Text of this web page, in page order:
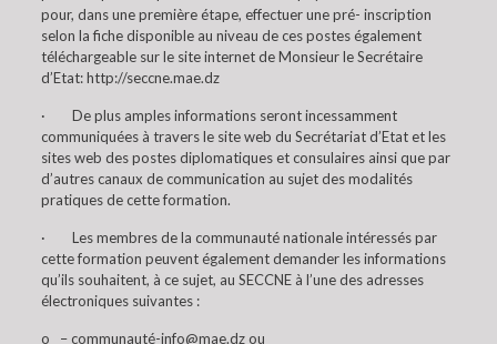
pour, dans une première étape, effectuer une pré- inscription
selon la fiche disponible au niveau de ces postes également
téléchargeable sur le site internet de Monsieur le Secrétaire
d’Etat: http://seccne.mae.dz
· De plus amples informations seront incessamment
communiquées à travers le site web du Secrétariat d’Etat et les
sites web des postes diplomatiques et consulaires ainsi que par
d’autres canaux de communication au sujet des modalités
pratiques de cette formation.
· Les membres de la communauté nationale intéressés par
cette formation peuvent également demander les informations
qu’ils souhaitent, à ce sujet, au SECCNE à l’une des adresses
électroniques suivantes :
o – communauté-info@mae.dz ou